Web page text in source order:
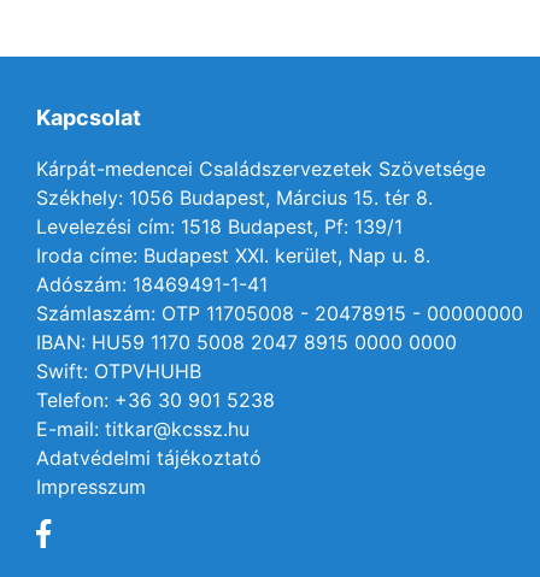
Kapcsolat
Kárpát-medencei Családszervezetek Szövetsége
Székhely: 1056 Budapest, Március 15. tér 8.
Levelezési cím: 1518 Budapest, Pf: 139/1
Iroda címe: Budapest XXI. kerület, Nap u. 8.
Adószám: 18469491-1-41
Számlaszám: OTP 11705008 - 20478915 - 00000000
IBAN: HU59 1170 5008 2047 8915 0000 0000
Swift: OTPVHUHB
Telefon: +36 30 901 5238
E-mail: titkar@kcssz.hu
Adatvédelmi tájékoztató
Impresszum